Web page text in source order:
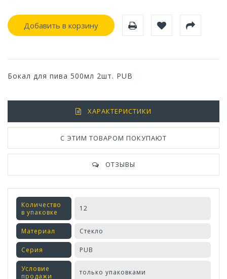
Добавить в корзину
Бокал для пива 500мл 2шт. PUB
ХАРАКТЕРИСТИКИ
С ЭТИМ ТОВАРОМ ПОКУПАЮТ
ОТЗЫВЫ
Количество
в упаковке
12
Материал Стекло
Серия PUB
Условие
продажи
только упаковками